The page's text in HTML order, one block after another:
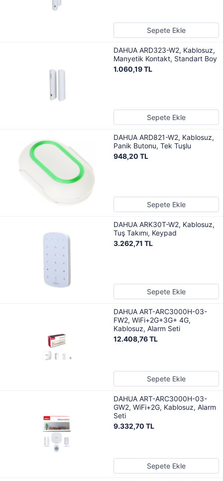
Sepete Ekle
DAHUA ARD323-W2, Kablosuz,
Manyetik Kontakt, Standart Boy
1.060,19 TL
Sepete Ekle
DAHUA ARD821-W2, Kablosuz,
Panik Butonu, Tek Tuşlu
948,20 TL
Sepete Ekle
DAHUA ARK30T-W2, Kablosuz,
Tuş Takımı, Keypad
3.262,71 TL
Sepete Ekle
DAHUA ART-ARC3000H-03-
FW2, WiFi+2G+3G+ 4G,
Kablosuz, Alarm Seti
12.408,76 TL
Sepete Ekle
DAHUA ART-ARC3000H-03-
GW2, WiFi+2G, Kablosuz, Alarm
Seti
9.332,70 TL
Sepete Ekle